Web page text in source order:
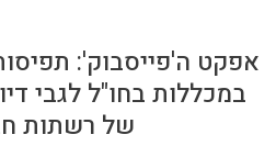
אפקט ה'פייסבוק':
במכללות בחו"ל לגבי
של רשתות